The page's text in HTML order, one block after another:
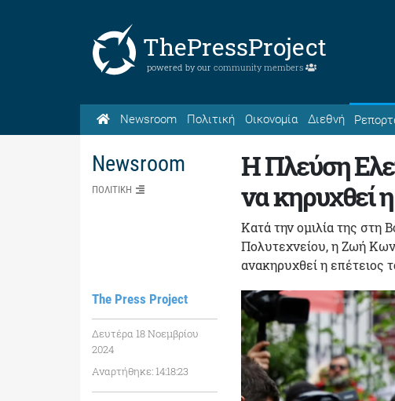
ThePressProject
powered by our community members
Newsroom Πολιτική Οικονομία Διεθνή
Newsroom
ΠΟΛΙΤΙΚΗ
The Press Project
Δευτέρα 18 Νοεμβρίου
2024
Αναρτήθηκε: 14:18:23
Η Πλεύση
να κηρυχθεί
Κατά την ομιλία της στη
Πολυτεχνείου, η Ζωή
ανακηρυχθεί η επέτειος